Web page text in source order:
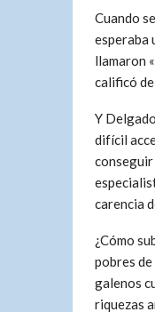
Cuando
esperaba
llamaron
calificó
Y
difícil
conseguir
carencia
¿Cómo
pobres
galenos
riquezas